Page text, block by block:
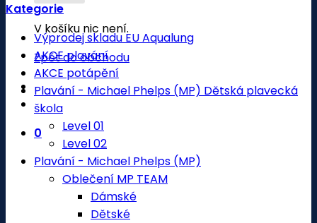
V košíku nic není.
Zpět do obchodu
0
Kategorie
Výprodej skladu EU Aqualung
AKCE plavání
AKCE potápění
Plavání - Michael Phelps (MP) Dětská plavecká
škola
Level 01
Level 02
Plavání - Michael Phelps (MP)
Oblečení MP TEAM
Dámské
Dětské